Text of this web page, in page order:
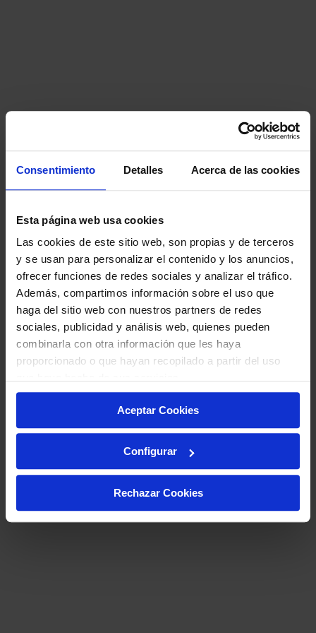
Consentimiento Detalles Acerca de las cookies
Esta página web usa cookies
Las cookies de este sitio web, son propias y de terceros
y se usan para personalizar el contenido y los anuncios,
ofrecer funciones de redes sociales y analizar el tráfico.
Además, compartimos información sobre el uso que
haga del sitio web con nuestros partners de redes
sociales, publicidad y análisis web, quienes pueden
combinarla con otra información que les haya
proporcionado o que hayan recopilado a partir del uso
Aceptar Cookies
Configurar
Rechazar Cookies